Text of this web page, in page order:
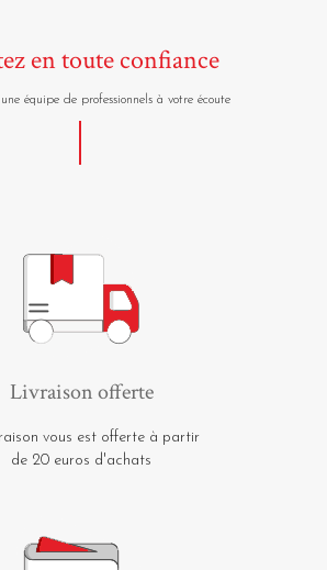
en toute confiance
une équipe de professionnels à votre écoute
Livraison offerte
vous est offerte à partir
de 20 euros d'achats